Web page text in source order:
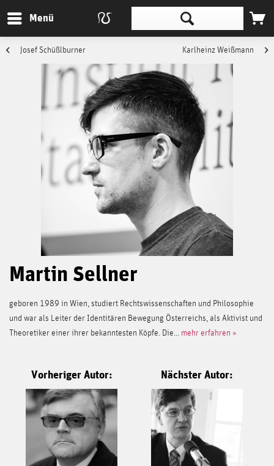
Menü
Josef Schüßlburner Karlheinz Weißmann
Martin Sellner
geboren 1989 in Wien, studiert Rechtswissenschaften und Philosophie
und war als Leiter der Identitären Bewegung Österreichs, als Aktivist und
Theoretiker einer ihrer bekanntesten Köpfe. Die... mehr erfahren »
Vorheriger Autor: Nächster Autor: